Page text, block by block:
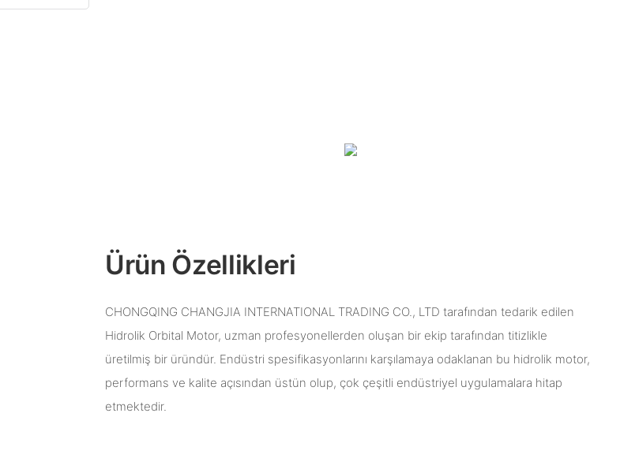
Ürün Özellikleri
CHONGQING CHANGJIA INTERNATIONAL TRADING CO., LTD tarafından tedarik edilen
Hidrolik Orbital Motor, uzman profesyonellerden oluşan bir ekip tarafından titizlikle
üretilmiş bir üründür. Endüstri spesifikasyonlarını karşılamaya odaklanan bu hidrolik motor,
performans ve kalite açısından üstün olup, çok çeşitli endüstriyel uygulamalara hitap
etmektedir.